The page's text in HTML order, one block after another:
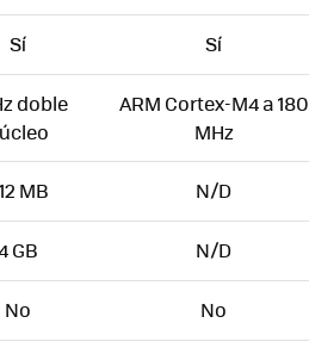
Sí Sí
doble
ARM Cortex-M4 a 180
MHz
MB N/D
GB N/D
No No